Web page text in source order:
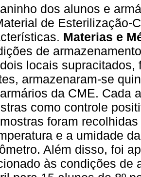
dos alunos e
de Esterilização-
Materias e
de
locais
armazenaram-se
da CME. Cada
como controle
foram
e a umidade
Além disso, foi
às condições de